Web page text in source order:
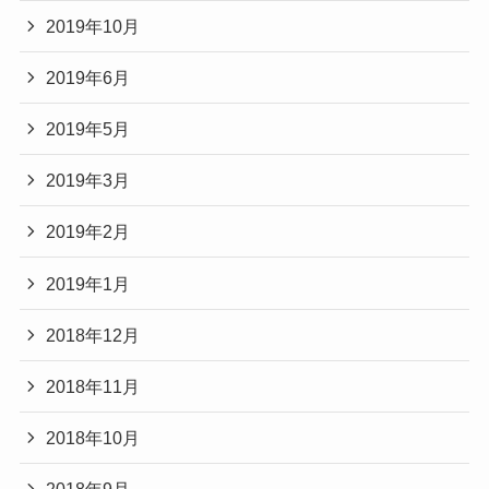
2019年10月
2019年6月
2019年5月
2019年3月
2019年2月
2019年1月
2018年12月
2018年11月
2018年10月